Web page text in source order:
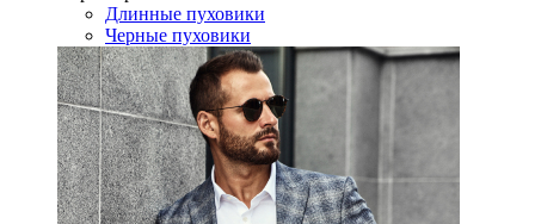
Длинные пуховики
Черные пуховики